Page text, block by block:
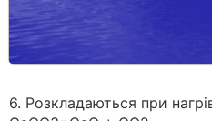
6. Розкладаються при